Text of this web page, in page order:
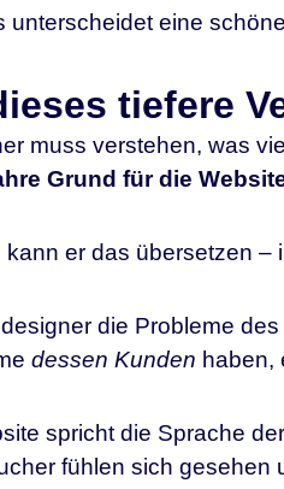
unterscheidet eine
tiefere
muss verstehen, was
Grund für die
er das übersetzen –
die Probleme
dessen Kunden haben,
spricht die Sprache
fühlen sich gesehen